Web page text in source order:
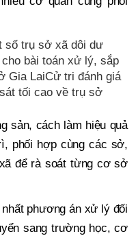
số trụ sở xã dôi dư
bài toán xử lý, sắp
Gia LaiCử tri đánh giá
tối cao về trụ sở
sản, cách làm hiệu quả
phối hợp cùng các sở,
để rà soát từng cơ sở
phương án xử lý đối
sang trường học, cơ